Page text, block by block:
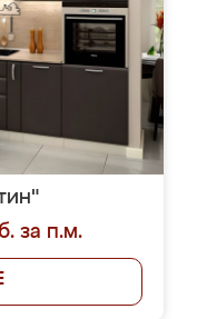
за п.м.